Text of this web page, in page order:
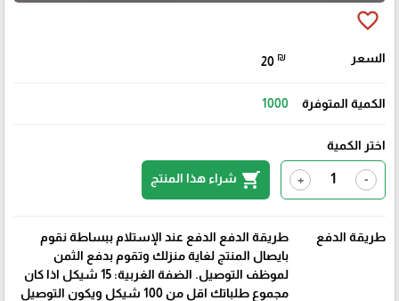
favorite_border
السعر 20 ₪
الكمية المتوفرة 1000
اختر الكمية
-
+
shopping_cart شراء هذا المنتج
طريقة الدفع
طريقة الدفع الدفع عند الإستلام ببساطة نقوم
بايصال المنتج لغاية منزلك وتقوم بدفع الثمن
لموظف التوصيل. الضفة الغربية: 15 شيكل اذا كان
مجموع طلباتك اقل من 100 شيكل ويكون التوصيل